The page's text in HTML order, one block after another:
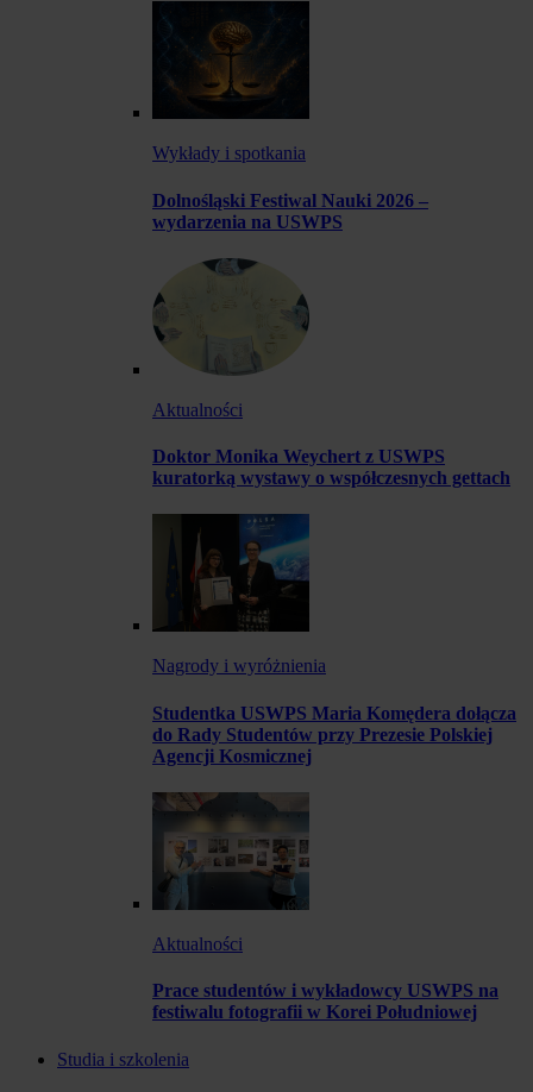
Wykłady i spotkania
Dolnośląski Festiwal Nauki 2026 –
wydarzenia na USWPS
Aktualności
Doktor Monika Weychert z USWPS
kuratorką wystawy o współczesnych gettach
Nagrody i wyróżnienia
Studentka USWPS Maria Komędera dołącza
do Rady Studentów przy Prezesie Polskiej
Agencji Kosmicznej
Aktualności
Prace studentów i wykładowcy USWPS na
festiwalu fotografii w Korei Południowej
Studia i szkolenia